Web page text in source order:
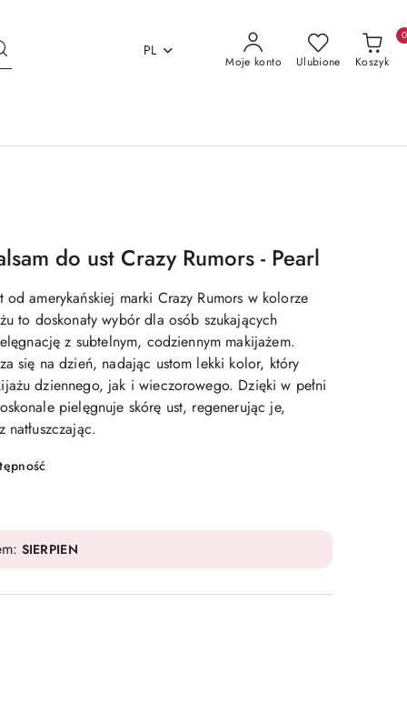
PL
Moje konto Ulubione Koszyk
0
do ust Crazy Rumors - Pearl
amerykańskiej marki Crazy Rumors w kolorze
to doskonały wybór dla osób szukających
z subtelnym, codziennym makijażem.
się na dzień, nadając ustom lekki kolor, który
dziennego, jak i wieczorowego. Dzięki w pełni
pielęgnuje skórę ust, regenerując je,
SIERPIEN